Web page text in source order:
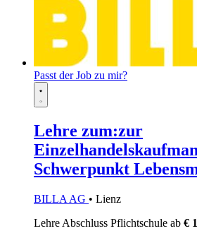
Passt der Job zu mir?
Lehre zum:zur
Schwerpunkt
BILLA AG • Lienz
Lehre Abschluss Pflichtschule ab €